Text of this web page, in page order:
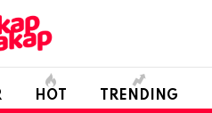
HOT TRENDING